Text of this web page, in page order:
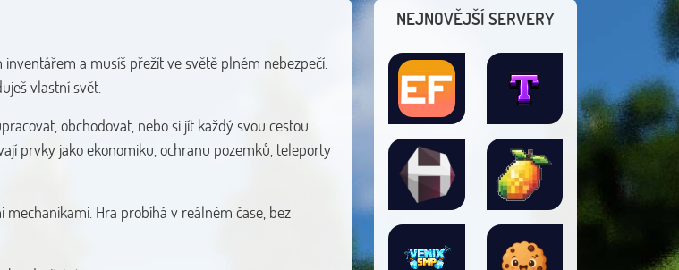
a musíš přežít ve světě plném nebezpečí.
vlastní svět.
obchodovat, nebo si jít každý svou cestou.
prvky jako ekonomiku, ochranu pozemků, teleporty
Hra probíhá v reálném čase, bez
NEJNOVĚJŠÍ SERVERY